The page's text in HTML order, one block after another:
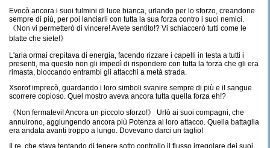
Evocò ancora i suoi fulmini di luce bianca, urlando per lo sforzo, creandone
sempre di più, per poi lanciarli con tutta la sua forza contro i suoi nemici.
《Non vi permetterò di vincere! Avete sentito!? Vi schiaccerò tutti come le
blatte che siete!》
L'aria ormai crepitava di energia, facendo rizzare i capelli in testa a tutti i
presenti, ma questo non gli impedì di rispondere con tutta la forza che gli era
rimasta, bloccando entrambi gli attacchi a metà strada.
Xsorof imprecò, guardando i loro simboli svanire sempre di più e il sangue
scorrere copioso. Quel mostro aveva ancora tutta quella forza eh!?
《Non fermatevi! Ancora un piccolo sforzo!》 Urlò ai suoi compagni, che
annuirono, aggiungendo ancora più Potenza al loro attacco. Quella battaglia
era andata avanti troppo a lungo. Dovevano darci un taglio!
Il re, che stava tentando di tenere sotto controllo il flusso irregolare dei suoi